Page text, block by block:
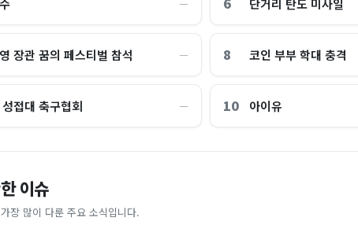
―
장관 꿈의 페스티벌 참석 ― 8 코인 부부 학대 충격
접대 축구협회 ― 10 아이유
이슈
장 많이 다룬 주요 소식입니다.
관학교 통합 발언에…“서울대 법대·충
”
"대체 뭐냐" 발칵‥日 배우도 "미친 짓"